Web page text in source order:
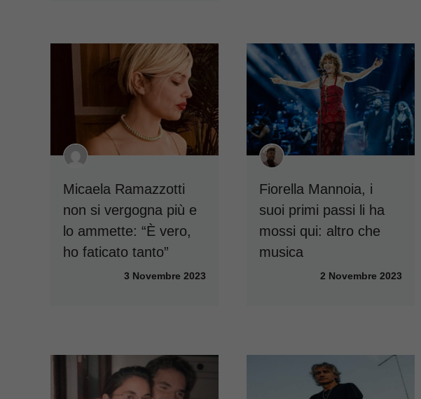
Micaela Ramazzotti
non si vergogna più e
lo ammette: “È vero,
ho faticato tanto”
3 Novembre 2023
Fiorella Mannoia, i
suoi primi passi li ha
mossi qui: altro che
musica
2 Novembre 2023